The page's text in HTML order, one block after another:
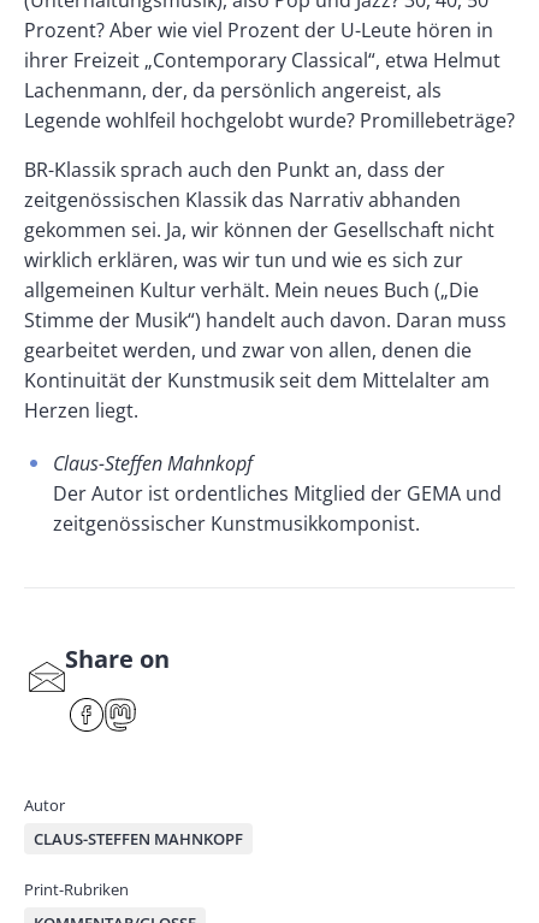
Prozent? Aber wie viel Prozent der U-Leute hören in
ihrer Freizeit „Contemporary Classical“, etwa Helmut
Lachenmann, der, da persönlich angereist, als
Legende wohlfeil hochgelobt wurde? Promillebeträge?
BR-Klassik sprach auch den Punkt an, dass der
zeitgenössischen Klassik das Narrativ abhanden
gekommen sei. Ja, wir können der Gesellschaft nicht
wirklich erklären, was wir tun und wie es sich zur
allgemeinen Kultur verhält. Mein neues Buch („Die
Stimme der Musik“) handelt auch davon. Daran muss
gearbeitet werden, und zwar von allen, denen die
Kontinuität der Kunstmusik seit dem Mittelalter am
Herzen liegt.
Claus-Steffen Mahnkopf
Der Autor ist ordentliches Mitglied der GEMA und
zeitgenössischer Kunstmusikkomponist.
S
Share on
F
Autor
CLAUS-STEFFEN MAHNKOPF
Print-Rubriken